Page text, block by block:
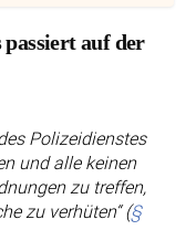
auf der
Polizeidienstes
und alle keinen
zu treffen,
zu verhüten“ (§